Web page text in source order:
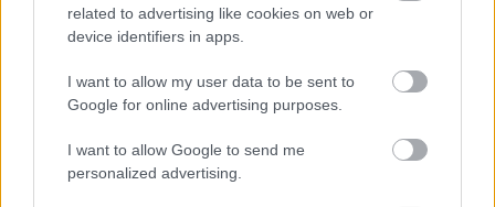
related to advertising like cookies on web or
device identifiers in apps.
I want to allow my user data to be sent to
Google for online advertising purposes.
I want to allow Google to send me
personalized advertising.
Szakirányú továbbképzésekkel segíti
idén is a társadalmi kihívások
leküzdését a Gál Ferenc Egyetem